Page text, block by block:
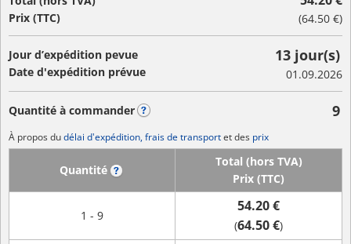
Prix (TTC)
(64.50 €)
Jour d’expédition pevue
Date d'expédition prévue
13 jour(s)
01.09.2026
Quantité à commander 9
À propos dudélai d'expédition, frais de transportet des prix
Quantité
Total (hors TVA)
Prix (TTC)
1 - 9
54.20 €
(64.50 €)